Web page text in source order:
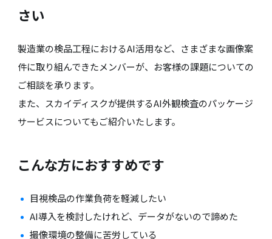
さい
製造業の検品工程におけるAI活用など、さまざまな画像案
件に取り組んできたメンバーが、お客様の課題についての
ご相談を承ります。
また、スカイディスクが提供するAI外観検査のパッケージ
サービスについてもご紹介いたします。
こんな方におすすめです
目視検品の作業負荷を軽減したい
AI導入を検討したけれど、データがないので諦めた
撮像環境の整備に苦労している